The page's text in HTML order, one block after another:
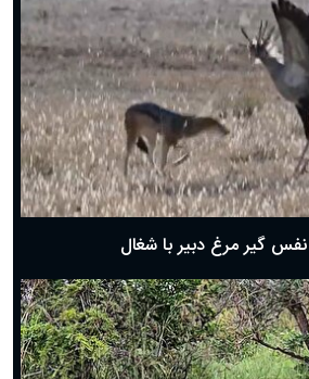
۱۴۰۴
۱۴۰۴
۱۴۰۴
۱۴۰۴
رفت؟
گیر مرغ دبیر با شغال